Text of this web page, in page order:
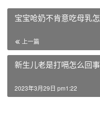
宝宝呛奶不肯意吃母乳
上一篇
新生儿老是打嗝怎么回
2023年3月29日 pm1:22